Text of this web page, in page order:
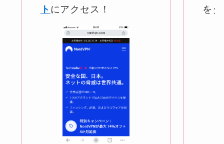
ト にアクセス！
を